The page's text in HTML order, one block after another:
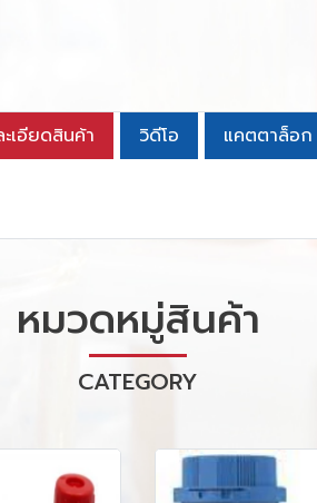
เอียดสินค้า วิดีโอ แคตตาล็อก
หมวดหมู่สินค้า
CATEGORY